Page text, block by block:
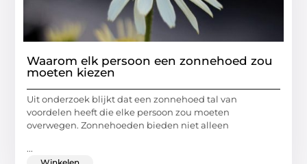
Waarom elk persoon een zonnehoed zou
moeten kiezen
Uit onderzoek blijkt dat een zonnehoed tal van
voordelen heeft die elke persoon zou moeten
overwegen. Zonnehoeden bieden niet alleen
...